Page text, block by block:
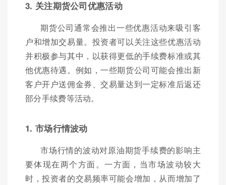
3. 关注期货公司优惠活动
期货公司通常会推出一些优惠活动来吸引客
户和增加交易量。投资者可以关注这些优惠活动
并积极参与其中，以获得更低的手续费标准或其
他优惠待遇。例如，一些期货公司可能会推出新
客户开户送佣金券、交易量达到一定标准后返还
部分手续费等活动。
1. 市场行情波动
市场行情的波动对原油期货手续费的影响主
要体现在两个方面。一方面，当市场波动较大
时，投资者的交易频率可能会增加，从而增加了